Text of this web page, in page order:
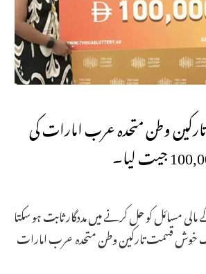
وطن متحدہ عرب امارات کی
مسائل کو حل کرنے میں مددگار ثابت ہو سکتا
خوش قسمت تارکین وطن متحدہ عرب امارات